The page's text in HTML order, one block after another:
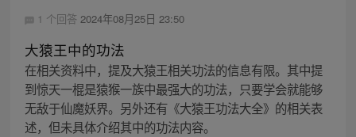
1 个回答 2024年08月25日 23:50
大猿王中的功法
在相关资料中，提及大猿王相关功法的信息有限。其中提
到惊天一棍是猿猴一族中最强大的功法，只要学会就能够
无敌于仙魔妖界。另外还有《大猿王功法大全》的相关表
述，但未具体介绍其中的功法内容。